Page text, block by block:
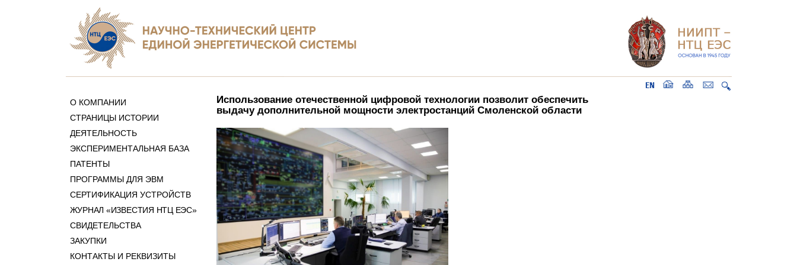
О КОМПАНИИ
СТРАНИЦЫ ИСТОРИИ
ДЕЯТЕЛЬНОСТЬ
ЭКСПЕРИМЕНТАЛЬНАЯ БАЗА
ПАТЕНТЫ
ПРОГРАММЫ ДЛЯ ЭВМ
СЕРТИФИКАЦИЯ УСТРОЙСТВ
ЖУРНАЛ «ИЗВЕСТИЯ НТЦ ЕЭС»
СВИДЕТЕЛЬСТВА
ЗАКУПКИ
КОНТАКТЫ И РЕКВИЗИТЫ
Использование отечественной цифровой технологии позволит обеспечить
выдачу дополнительной мощности электростанций Смоленской области